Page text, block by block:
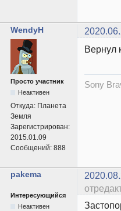
WendyH
Просто участник
Неактивен
Откуда: Планета
Земля
Зарегистрирован:
2015.01.09
Сообщений: 888
Вернул
Sony
pakema
Интересующийся
Неактивен